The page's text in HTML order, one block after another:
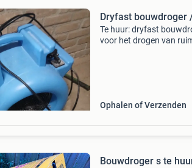
Dryfast bouwdroger
Te huur: dryfast
voor het drogen van
Ophalen of Verzenden
Bouwdroger s te